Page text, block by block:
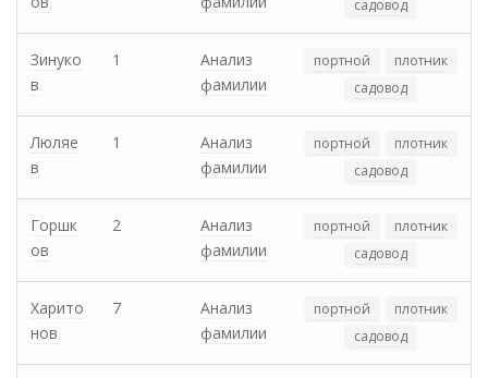
садовод
Зинуко
в
1
Анализ
фамилии
портной
плотник
садовод
Люляе
в
1
Анализ
фамилии
портной
плотник
садовод
Горшк
ов
2
Анализ
фамилии
портной
плотник
садовод
Харито
нов
7
Анализ
фамилии
портной
плотник
садовод